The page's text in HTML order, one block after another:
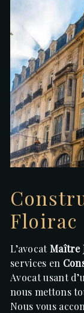
Floirac
L’avocatMaître
services en
Avocat usant
nous mettons
Nous vous